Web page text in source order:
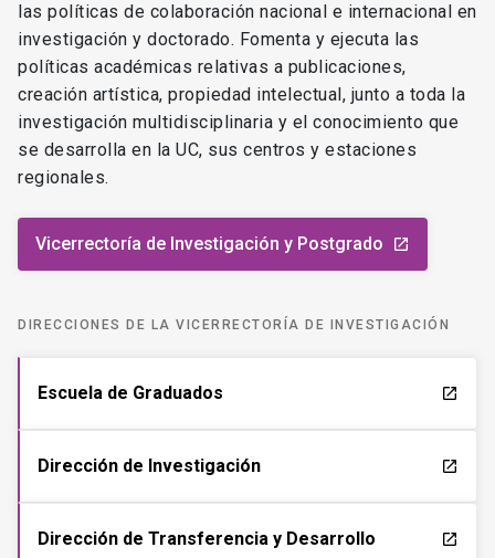
las políticas de colaboración nacional e internacional en
investigación y doctorado. Fomenta y ejecuta las
políticas académicas relativas a publicaciones,
creación artística, propiedad intelectual, junto a toda la
investigación multidisciplinaria y el conocimiento que
se desarrolla en la UC, sus centros y estaciones
regionales.
Vicerrectoría de Investigación y Postgrado launch
DIRECCIONES DE LA VICERRECTORÍA DE INVESTIGACIÓN
Escuela de Graduados launch
Dirección de Investigación launch
Dirección de Transferencia y Desarrollo launch